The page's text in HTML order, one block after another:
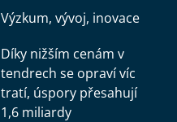
Výzkum, vývoj, inovace
Díky nižším cenám v
tendrech se opraví víc
tratí, úspory přesahují
1,6 miliardy